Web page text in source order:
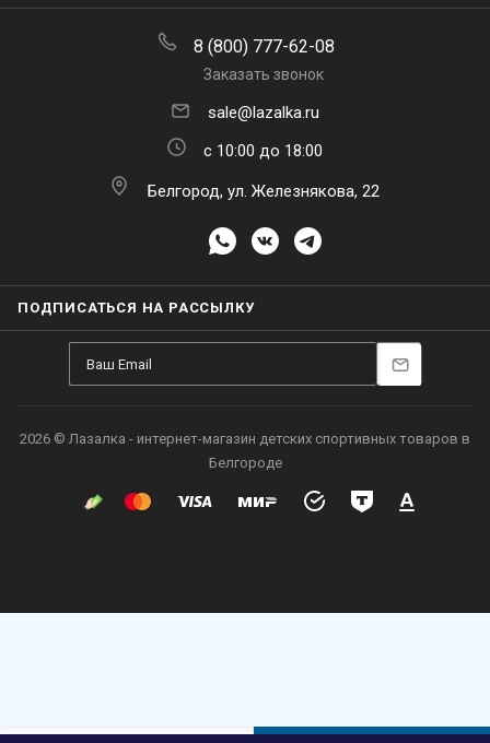
8 (800) 777-62-08
Заказать звонок
sale@lazalka.ru
с 10:00 до 18:00
Белгород, ул. Железнякова, 22
ПОДПИСАТЬСЯ НА РАССЫЛКУ
2026 © Лазалка - интернет-магазин детских спортивных товаров в
Белгороде